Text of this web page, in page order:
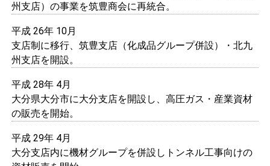
州支店）の事業を筑豊商会に再統合。
平成 26年 10月
支店制に移行、筑豊支店（化成品グループ併設）・北九
州支店を開設。
平成 28年 4月
大分県大分市に大分支店を開設し、高圧ガス・産業資材
の販売を開始。
平成 29年 4月
大分支店内に機材グループを併設しトンネル工事向けの